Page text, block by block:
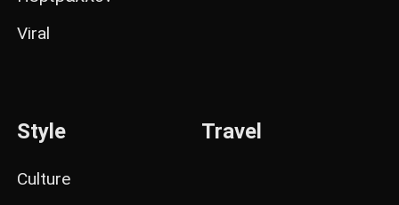
Viral
Style
Culture
Travel